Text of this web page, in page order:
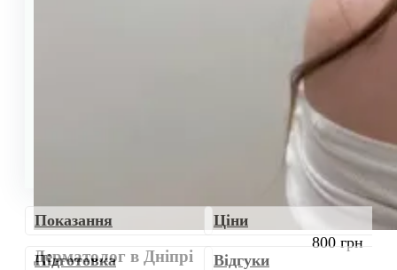
Дерматолог в Дніпрі
800 грн
Показання
Підготовка
Ціни
Відгуки